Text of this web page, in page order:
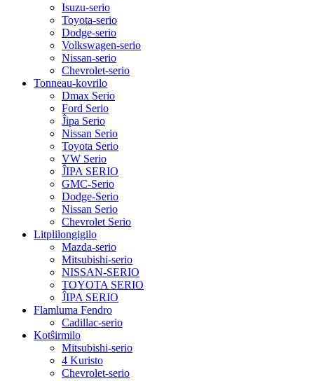
Isuzu-serio
Toyota-serio
Dodge-serio
Volkswagen-serio
Nissan-serio
Chevrolet-serio
Tonneau-kovrilo
Dmax Serio
Ford Serio
Ĵipa Serio
Nissan Serio
Toyota Serio
VW Serio
ĴIPA SERIO
GMC-Serio
Dodge-Serio
Nissan Serio
Chevrolet Serio
Litplilongigilo
Mazda-serio
Mitsubishi-serio
NISSAN-SERIO
TOYOTA SERIO
ĴIPA SERIO
Flamluma Fendro
Cadillac-serio
Kotŝirmilo
Mitsubishi-serio
4 Kuristo
Chevrolet-serio